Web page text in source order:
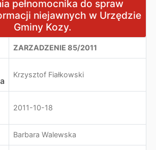
pełnomocnika do spraw
niejawnych w Urzędzie
Gminy Kozy.
ZARZADZENIE 85/2011
Krzysztof Fiałkowski
2011-10-18
Barbara Walewska